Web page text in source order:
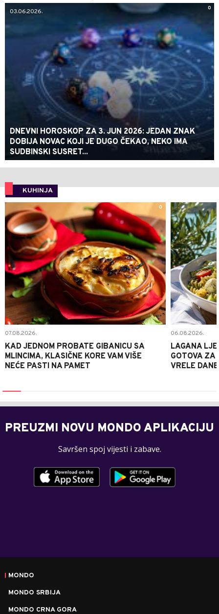
0
03.06.2026.
DNEVNI HOROSKOP ZA 3. JUN 2026: JEDAN ZNAK
DOBIJA NOVAC KOJI JE DUGO ČEKAO, NEKO IMA
SUDBINSKI SUSRET...
KUHINJA
0
07.08.2026.
KAD JEDNOM PROBATE GIBANICU SA
MLINCIMA, KLASIČNE KORE VAM VIŠE
NEĆE PASTI NA PAMET
06.08.2026.
LAGANA
GOTOVA ZA
VRELE DANE
PREUZMI NOVU MONDO APLIKACIJU
Savršen spoj vijesti i zabave.
MONDO
MONDO SRBIJA
MONDO CRNA GORA